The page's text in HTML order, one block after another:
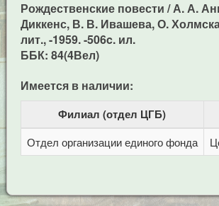
Рождественские повести / А. А.
Диккенс, В. В. Ивашева, О.
лит., -1959. -506c. ил.
ББК: 84(4Вел)
Имеется в наличии:
Филиал (отдел ЦГБ)
Отдел организации единого фонда